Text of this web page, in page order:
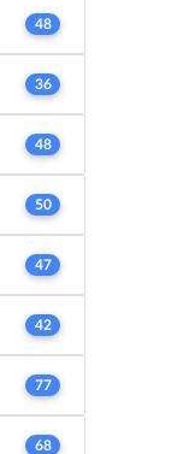
48
36
48
50
47
42
77
68